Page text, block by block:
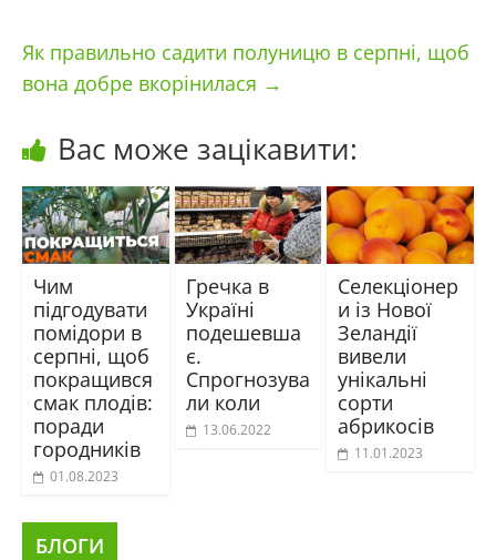
Як правильно садити полуницю в серпні, щоб
вона добре вкорінилася →
Вас може зацікавити:
Чим
підгодувати
помідори в
серпні, щоб
покращився
смак плодів:
поради
городників
01.08.2023
Гречка в
Україні
подешевша
є.
Спрогнозува
ли коли
13.06.2022
Селекціонер
и із Нової
Зеландії
вивели
унікальні
сорти
абрикосів
11.01.2023
БЛОГИ